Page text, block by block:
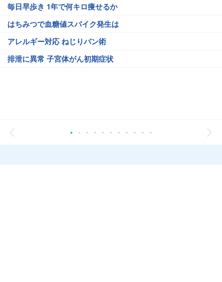
毎日早歩き 1年で何キロ痩せるか
はちみつで血糖値スパイク発生は
アレルギー対応 ねじりパン術
排泄に異常 子宮体がん初期症状